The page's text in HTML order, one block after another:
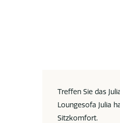
Treffen Sie das
Loungesofa Julia
Sitzkomfort.